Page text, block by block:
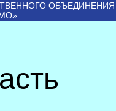
ОБЪЕДИНЕНИЯ